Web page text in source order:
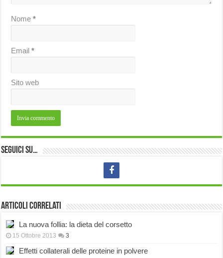
Nome*
Email*
Sito web
Seguici su…
Articoli correlati
La nuova follia: la dieta del corsetto
15 Ottobre 2013 3
Effetti collaterali delle proteine in polvere